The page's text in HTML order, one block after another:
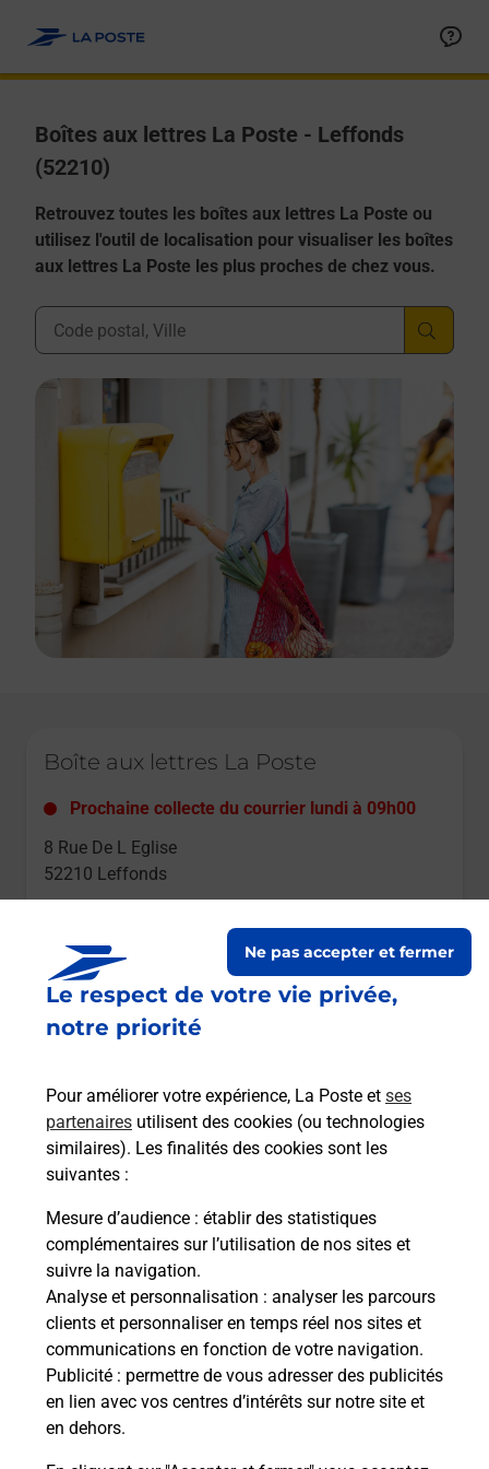
Le respect de votre vie privée,
notre priorité
Pour améliorer votre expérience, La Poste et ses
partenaires utilisent des cookies (ou technologies
similaires). Les finalités des cookies sont les
suivantes :
Mesure d’audience : établir des statistiques
complémentaires sur l’utilisation de nos sites et
suivre la navigation.
Analyse et personnalisation : analyser les parcours
clients et personnaliser en temps réel nos sites et
communications en fonction de votre navigation.
Publicité : permettre de vous adresser des publicités
en lien avec vos centres d’intérêts sur notre site et
en dehors.
Ne pas accepter et fermer
Boîtes aux lettres La Poste - Leffonds
(52210)
Retrouvez toutes les boîtes aux lettres La Poste ou
utilisez l'outil de localisation pour visualiser les boîtes
aux lettres La Poste les plus proches de chez vous.
Ville, Département, Code Postal
Boîte aux lettres La Poste
Prochaine collecte du courrier lundi à 09h00
8 Rue De L Eglise
52210 Leffonds
Boîte aux lettres La Poste
4 Rue De L Abbaye
52210 Leffonds
Le lien s'ouvre dans un nouvel onglet
Boîte aux lettres La Poste
Prochaine collecte du courrierlundià 09h00
2 Rue De Rimauchon
52210 Leffonds
Le lien s'ouvre dans un nouvel onglet